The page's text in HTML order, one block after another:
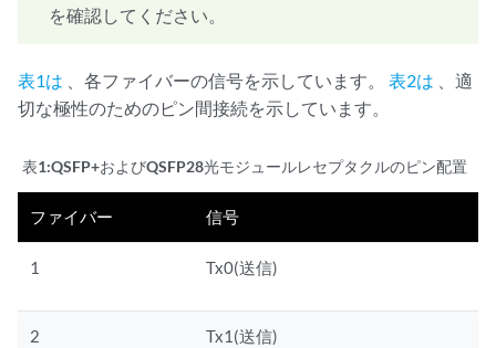
を確認してください。
表1は 、各ファイバーの信号を示しています。 表2は 、適
切な極性のためのピン間接続を示しています。
表1:QSFP+およびQSFP28光モジュールレセプタクルのピン配置
ファイバー 信号
1 Tx0(送信)
2 Tx1(送信)